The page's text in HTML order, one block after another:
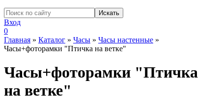
Вход
0
Главная » Каталог » Часы » Часы настенные »
Часы+фоторамки "Птичка на ветке"
Часы+фоторамки "Птичка
на ветке"